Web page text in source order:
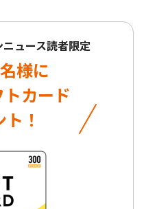
ニュース読者限定
様に
カード
！